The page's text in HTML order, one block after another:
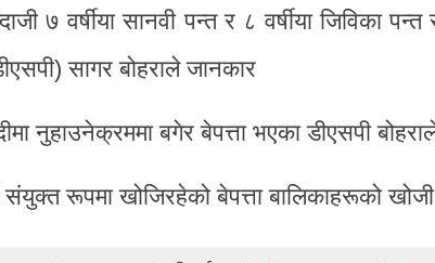
७ वर्षीया सानवी पन्त र ८ वर्षीया जिविका पन्त
सागर बोहराले जानकार
नुहाउनेक्रममा बगेर बेपत्ता भएका डीएसपी
रूपमा खोजिरहेको बेपत्ता बालिकाहरूको